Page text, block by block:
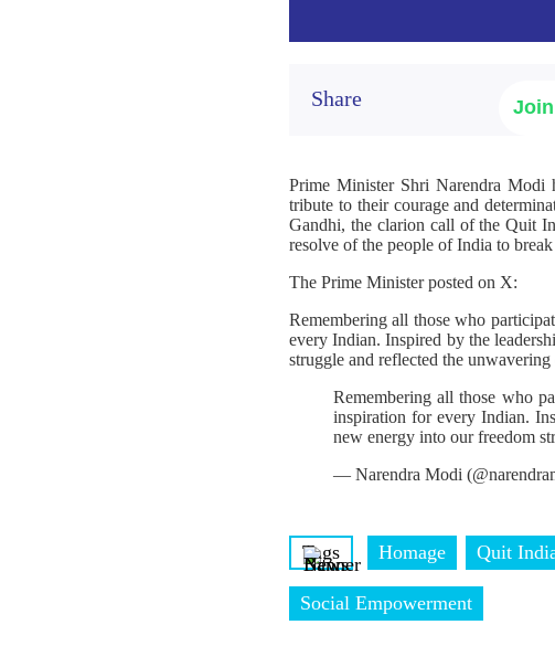
Share
Prime Minister Shri Narendra Modi
tribute to their courage and
Gandhi, the clarion call of the Quit
resolve of the people of India to
The Prime Minister posted on X:
Remembering all those who
every Indian. Inspired by the
struggle and reflected the
Remembering all those who
inspiration for every Indian.
new energy into our freedom
— Narendra Modi
Tags Homage Quit
Social Empowerment